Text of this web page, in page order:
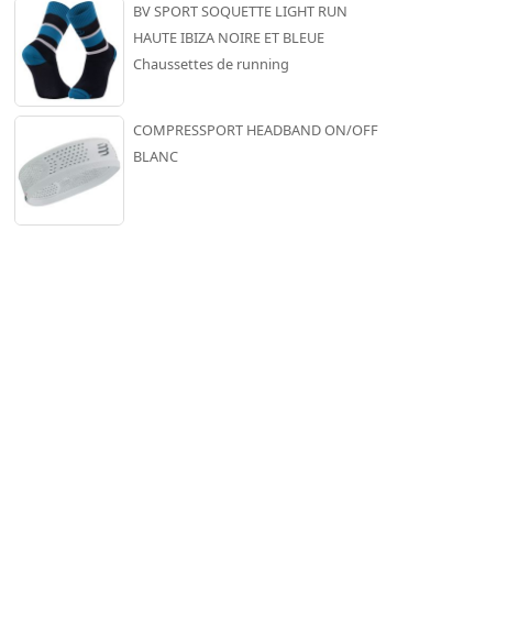
BV SPORT SOQUETTE LIGHT RUN
HAUTE IBIZA NOIRE ET BLEUE
Chaussettes de running
COMPRESSPORT HEADBAND ON/OFF
BLANC